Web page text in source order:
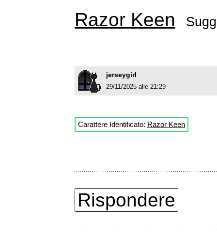
Razor Keen
jerseygirl
29/11/2025 alle 21:29
Carattere Identificato: Razor Keen
Rispondere